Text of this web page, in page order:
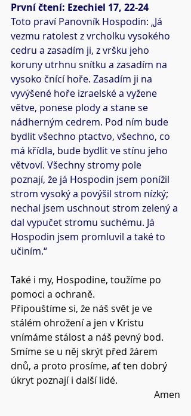
První čtení: Ezechiel 17, 22-24
Toto praví Panovník Hospodin: „Já
vezmu ratolest z vrcholku vysokého
cedru a zasadím ji, z vršku jeho
koruny utrhnu snítku a zasadím na
vysoko čnící hoře. Zasadím ji na
vyvýšené hoře izraelské a vyžene
větve, ponese plody a stane se
nádherným cedrem. Pod ním bude
bydlit všechno ptactvo, všechno, co
má křídla, bude bydlit ve stínu jeho
větvoví. Všechny stromy pole
poznají, že já Hospodin jsem ponížil
strom vysoký a povýšil strom nízký;
nechal jsem uschnout strom zelený a
dal vypučet stromu suchému. Já
Hospodin jsem promluvil a také to
učiním.“
Také i my, Hospodine, toužíme po
pomoci a ochraně.
Připouštíme si, že náš svět je ve
stálém ohrožení a jen v Kristu
vnímáme stálost a náš pevný bod.
Smíme se u něj skrýt před žárem
dnů, a proto prosíme, ať ten dobrý
úkryt poznají i další lidé.
Amen